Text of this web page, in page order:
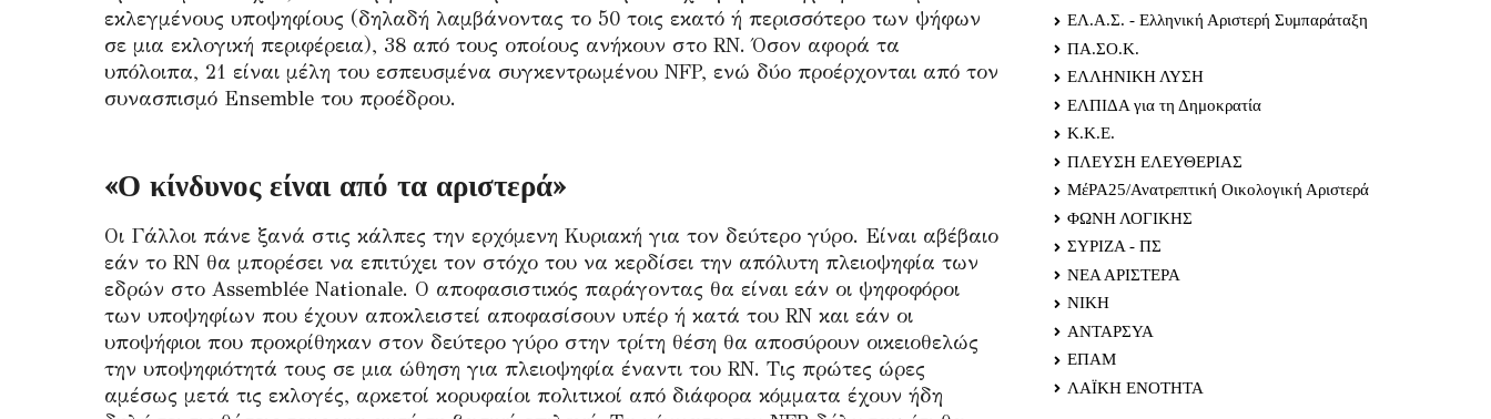
εκλεγμένους υποψηφίους (δηλαδή λαμβάνοντας το 50 τοις εκατό ή περισσότερο των ψήφων
σε μια εκλογική περιφέρεια), 38 από τους οποίους ανήκουν στο RN. Όσον αφορά τα
υπόλοιπα, 21 είναι μέλη του εσπευσμένα συγκεντρωμένου NFP, ενώ δύο προέρχονται από τον
συνασπισμό Ensemble του προέδρου.
«Ο κίνδυνος είναι από τα αριστερά»
Οι Γάλλοι πάνε ξανά στις κάλπες την ερχόμενη Κυριακή για τον δεύτερο γύρο. Είναι αβέβαιο
εάν το RN θα μπορέσει να επιτύχει τον στόχο του να κερδίσει την απόλυτη πλειοψηφία των
εδρών στο Assemblée Nationale. Ο αποφασιστικός παράγοντας θα είναι εάν οι ψηφοφόροι
των υποψηφίων που έχουν αποκλειστεί αποφασίσουν υπέρ ή κατά του RN και εάν οι
υποψήφιοι που προκρίθηκαν στον δεύτερο γύρο στην τρίτη θέση θα αποσύρουν οικειοθελώς
την υποψηφιότητά τους σε μια ώθηση για πλειοψηφία έναντι του RN. Τις πρώτες ώρες
αμέσως μετά τις εκλογές, αρκετοί κορυφαίοι πολιτικοί από διάφορα κόμματα έχουν ήδη
ΕΛ.Α.Σ. - Ελληνική Αριστερή Συμπαράταξη
ΠΑ.ΣΟ.Κ.
ΕΛΛΗΝΙΚΗ ΛΥΣΗ
ΕΛΠΙΔΑ για τη Δημοκρατία
Κ.Κ.Ε.
ΠΛΕΥΣΗ ΕΛΕΥΘΕΡΙΑΣ
ΜέΡΑ25/Ανατρεπτική Οικολογική Αριστερά
ΦΩΝΗ ΛΟΓΙΚΗΣ
ΣΥΡΙΖΑ - ΠΣ
ΝΕΑ ΑΡΙΣΤΕΡΑ
ΝΙΚΗ
ΑΝΤΑΡΣΥΑ
ΕΠΑΜ
ΛΑΪΚΗ ΕΝΟΤΗΤΑ